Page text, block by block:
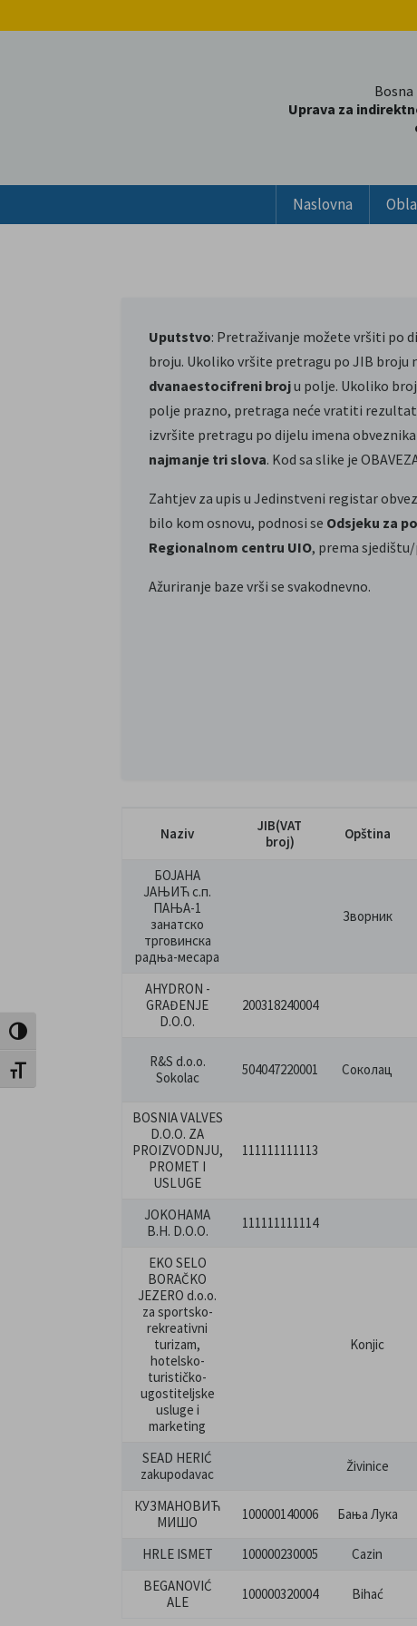
Uključi / isključi visoki kontrast
Uključi / isključi veličinu fonta
Uprava za
Naslovna
Uputstvo: Pretraživanje možete vršiti po
broju. Ukoliko vršite pretragu po JIB broju
dvanaestocifreni broju polje. Ukoliko
polje prazno, pretraga neće vratiti
izvršite pretragu po dijelu imena
najmanje tri slova. Kod sa slike je
Zahtjev za upis u Jedinstveni registar
bilo kom osnovu, podnosi se Odsjeku za
Regionalnom centru UIO, prema
Ažuriranje baze vrši se svakodnevno.
Naziv
JIB(VAT
broj)
Opština
БОЈАНА
ЈАЊИЋ с.п.
ПАЊА-1
занатско
трговинска
радња-месара
Зворник
AHYDRON -
GRAĐENJE
D.O.O.
200318240004
R&S d.o.o.
Sokolac
504047220001 Соколац
BOSNIA VALVES
D.O.O. ZA
PROIZVODNJU,
PROMET I
USLUGE
111111111113
JOKOHAMA
B.H. D.O.O.
111111111114
EKO SELO
BORAČKO
JEZERO d.o.o.
za sportsko-
rekreativni
turizam,
hotelsko-
turističko-
ugostiteljske
usluge i
marketing
Konjic
SEAD HERIĆ
zakupodavac
Živinice
КУЗМАНОВИЋ
МИШО
100000140006 Бања Лука
HRLE ISMET 100000230005 Cazin
BEGANOVIĆ
ALE
100000320004 Bihać